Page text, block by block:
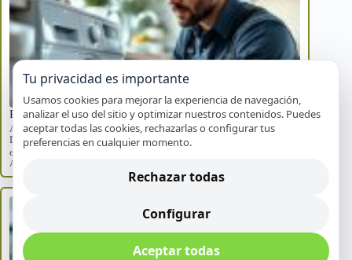
Pasos seguros cuando tu electrodoméstico falla en Alicante
Averías frecuentes
Descubre cómo actuar de manera segura cuando un
electrodoméstico falla en tu hogar. Sigue estos…
Alicante
Tu privacidad es importante
Usamos cookies para mejorar la experiencia de navegación,
analizar el uso del sitio y optimizar nuestros contenidos. Puedes
aceptar todas las cookies, rechazarlas o configurar tus
preferencias en cualquier momento.
Rechazar todas
Configurar
Aceptar todas